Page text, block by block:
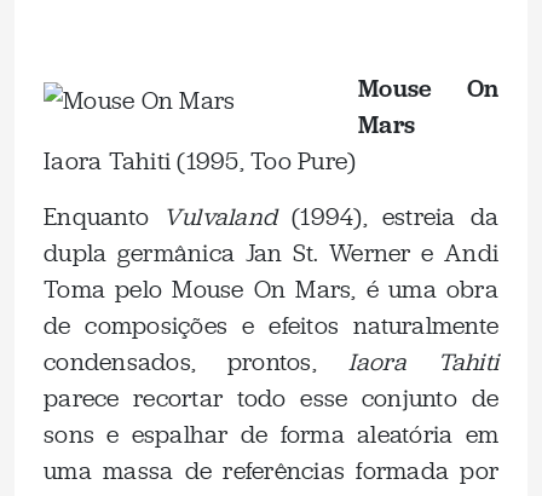
Mouse On
Mars
Iaora Tahiti (1995, Too Pure)
Enquanto Vulvaland(1994), estreia da
dupla germânica Jan St. Werner e Andi
Toma pelo Mouse On Mars, é uma obra
de composições e efeitos naturalmente
condensados, prontos, Iaora Tahiti
parece recortar todo esse conjunto de
sons e espalhar de forma aleatória em
uma massa de referências formada por